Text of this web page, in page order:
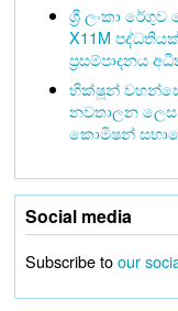
ශ්‍රී ලංකා රේගුව
X11M
ප්‍රසම්පාදනය
භික්ෂූන්
නවතාලන ලෙස
කොමිෂන්
Social media
Subscribe toour